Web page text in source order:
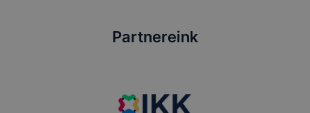
Partnereink